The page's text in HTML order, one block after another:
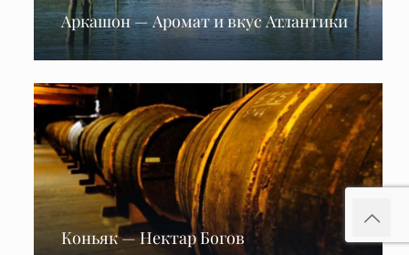
Аркашон — Аромат и вкус Атлантики
Коньяк — Нектар Богов